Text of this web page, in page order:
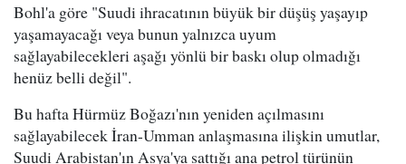
Bohl'a göre "Suudi ihracatının büyük bir düşüş yaşayıp
yaşamayacağı veya bunun yalnızca uyum
sağlayabilecekleri aşağı yönlü bir baskı olup olmadığı
henüz belli değil".
Bu hafta Hürmüz Boğazı'nın yeniden açılmasını
sağlayabilecek İran-Umman anlaşmasına ilişkin umutlar,
Suudi Arabistan'ın Asya'ya sattığı ana petrol türünün